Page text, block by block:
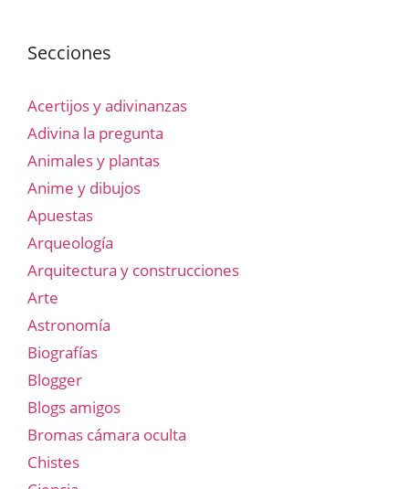
Secciones
Acertijos y adivinanzas
Adivina la pregunta
Animales y plantas
Anime y dibujos
Apuestas
Arqueología
Arquitectura y construcciones
Arte
Astronomía
Biografías
Blogger
Blogs amigos
Bromas cámara oculta
Chistes